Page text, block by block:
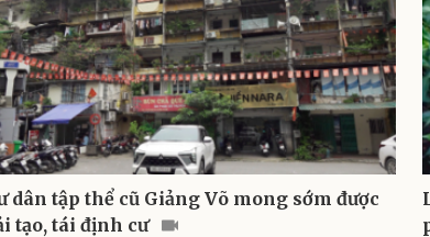
dân tập thể cũ Giảng Võ mong sớm được
tạo, tái định cư